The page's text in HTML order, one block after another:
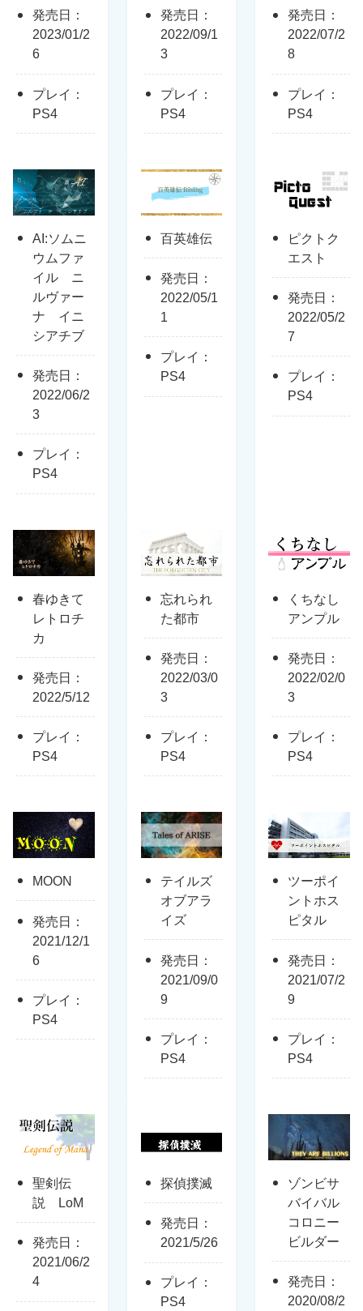
発売日：
2023/01/2
6
プレイ：
PS4
発売日：
2022/09/1
3
プレイ：
PS4
発売日：
2022/07/2
8
プレイ：
PS4
AI:ソムニ
ウムファ
イル ニ
ルヴァー
ナ イニ
シアチブ
発売日：
2022/06/2
3
プレイ：
PS4
百英雄伝
発売日：
2022/05/1
1
プレイ：
PS4
ピクトク
エスト
発売日：
2022/05/2
7
プレイ：
PS4
春ゆきて
レトロチ
カ
発売日：
2022/5/12
プレイ：
PS4
忘れられ
た都市
発売日：
2022/03/0
3
プレイ：
PS4
くちなし
アンプル
発売日：
2022/02/0
3
プレイ：
PS4
MOON
発売日：
2021/12/1
6
プレイ：
PS4
テイルズ
オブアラ
イズ
発売日：
2021/09/0
9
プレイ：
PS4
ツーポイ
ントホス
ピタル
発売日：
2021/07/2
9
プレイ：
PS4
聖剣伝
説 LoM
発売日：
2021/06/2
4
探偵撲滅
発売日：
2021/5/26
プレイ：
PS4
ゾンビサ
バイバル
コロニー
ビルダー
発売日：
2020/08/2